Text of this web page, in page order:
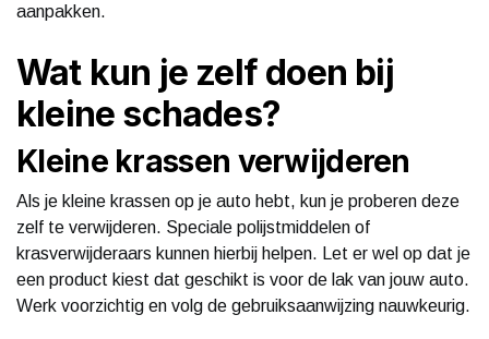
aanpakken.
Wat kun je zelf doen bij
kleine schades?
Kleine krassen verwijderen
Als je kleine krassen op je auto hebt, kun je proberen deze
zelf te verwijderen. Speciale polijstmiddelen of
krasverwijderaars kunnen hierbij helpen. Let er wel op dat je
een product kiest dat geschikt is voor de lak van jouw auto.
Werk voorzichtig en volg de gebruiksaanwijzing nauwkeurig.